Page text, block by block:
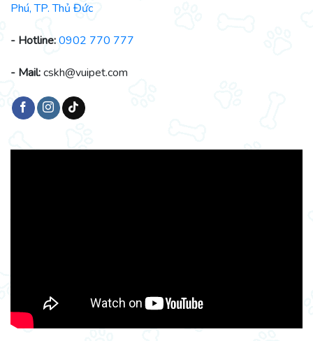
Phú, TP. Thủ Đức
- Hotline:0902 770 777
- Mail:cskh@vuipet.com